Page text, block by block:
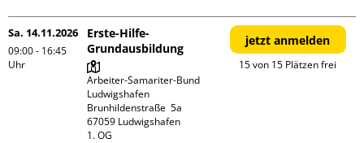
Sa. 14.11.2026
09:00 - 16:45
Uhr
Erste-Hilfe-
Grundausbildung
Arbeiter-Samariter-Bund
Ludwigshafen
Brunhildenstraße  5a
67059 Ludwigshafen
1. OG
jetzt anmelden
15 von 15 Plätzen frei